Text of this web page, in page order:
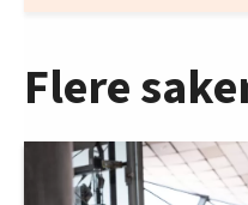
Flere